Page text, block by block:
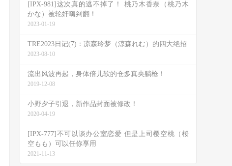
[IPX-981]这次真的逃不掉了！ 桃乃木香奈（桃乃木
かな）被轮奸嗨到翻！
2023-01-19
TRE2023日记(7)：凉森玲梦（涼森れむ）的四大绝招
2023-08-10
流出风波再起，身体倍儿软的仓多真央躺枪！
2019-12-08
小野夕子引退，新作品封面被修改！
2020-04-19
[IPX-777]不可以谈办公室恋爱 但是上司樱空桃（桜
空もも）可以任你享用
2021-11-13